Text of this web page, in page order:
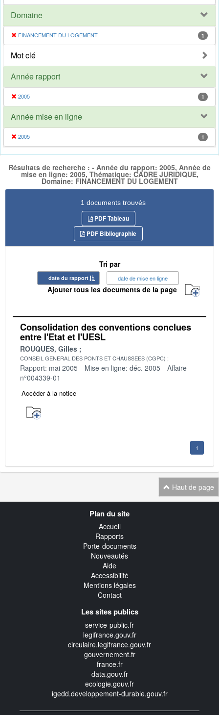
Domaine
FINANCEMENT DU LOGEMENT 1
Mot clé
Année rapport
2005 1
Année mise en ligne
2005 1
Résultats de recherche : - Année du rapport: 2005, Année de
mise en ligne: 2005, Thématique: CADRE JURIDIQUE,
Domaine: FINANCEMENT DU LOGEMENT
1 documents trouvés
PDF Tableau
PDF Bibliographie
Tri par
date du rapport date de mise en ligne
Ajouter tous les documents de la page
Consolidation des conventions conclues
entre l'Etat et l'UESL
ROUQUES, Gilles
CONSEIL GENERAL DES PONTS ET CHAUSSEES (CGPC)
Rapport: mai 2005 Mise en ligne: déc. 2005
Affaire
n°004339-01
Accéder à la notice
1
Haut de page
Plan du site
Accueil
Rapports
Porte-documents
Nouveautés
Aide
Accessibilité
Mentions légales
Contact
Les sites publics
service-public.fr
legifrance.gouv.fr
circulaire.legifrance.gouv.fr
gouvernement.fr
france.fr
data.gouv.fr
ecologie.gouv.fr
igedd.developpement-durable.gouv.fr